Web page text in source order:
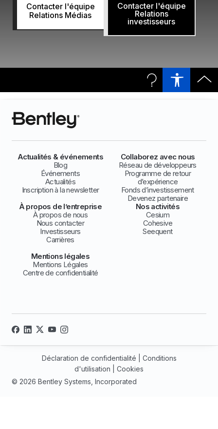
Contacter l'équipe
Relations Médias
Contacter l'équipe
Relations
investisseurs
Actualités & événements
Blog
Événements
Actualités
Inscription à la newsletter
Collaborez avec nous
Réseau de développeurs
Programme de retour
d’expérience
Fonds d’investissement
Devenez partenaire
À propos de l’entreprise
À propos de nous
Nous contacter
Investisseurs
Carrières
Nos activités
Cesium
Cohesive
Seequent
Mentions légales
Mentions Légales
Centre de confidentialité
© 2026 Bentley Systems, Incorporated
Déclaration de confidentialité
Conditions
d'utilisation
Cookies